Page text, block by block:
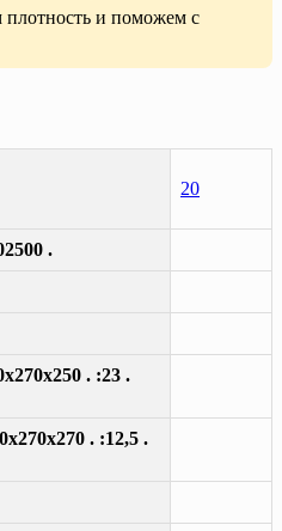
и поможем с
20
.
. :23 .
. :12,5 .